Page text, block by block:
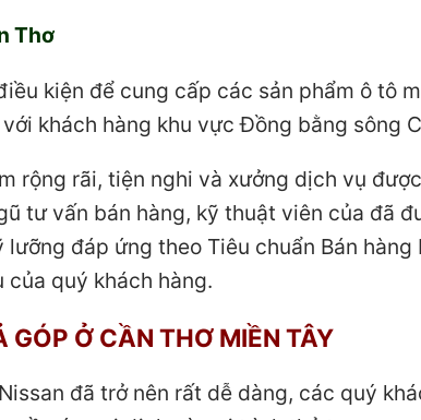
Thơ
kiện để cung cấp các sản phẩm ô tô
khách hàng khu vực Đồng bằng sông
rộng rãi, tiện nghi và xưởng dịch vụ
tư vấn bán hàng, kỹ thuật viên của đã
đáp ứng theo Tiêu chuẩn Bán hàng
quý khách hàng.
GÓP Ở CẦN THƠ MIỀN TÂY
đã trở nên rất dễ dàng, các quý